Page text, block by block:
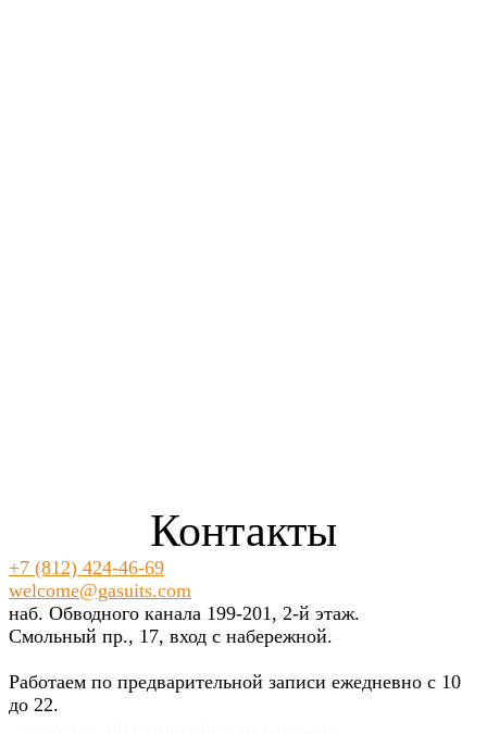
Контакты
+7 (812) 424-46-69
welcome@gasuits.com
наб. Обводного канала 199-201, 2-й этаж.
Смольный пр., 17, вход с набережной.
Работаем по предварительной записи ежедневно с 10
до 22.